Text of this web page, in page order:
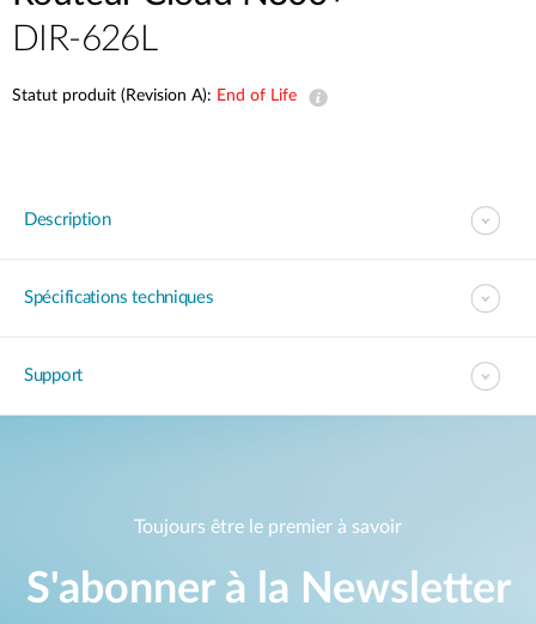
DIR-626L
Statut produit (Revision A): End of Life
Description
Spécifications techniques
Support
Toujours être le premier à savoir
S'abonner à la Newsletter